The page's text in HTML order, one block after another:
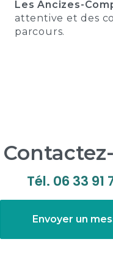
Les Ancizes-
attentive et des
parcours.
Tél. 06 33 91
Envoyer un